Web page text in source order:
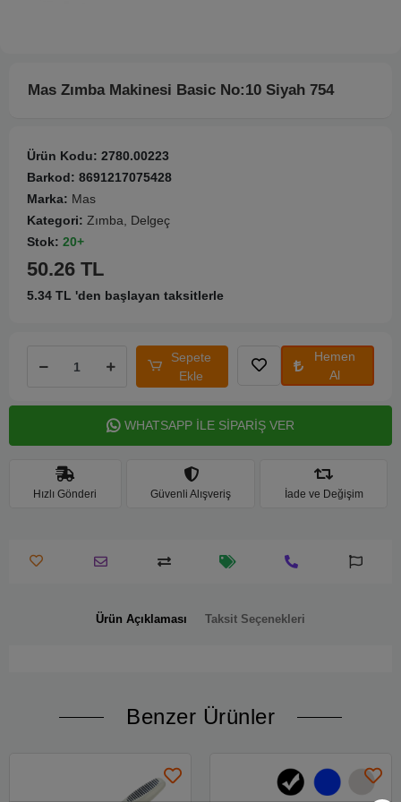
Mas Zımba Makinesi Basic No:10 Siyah 754
Ürün Kodu: 2780.00223
Barkod: 8691217075428
Marka: Mas
Kategori: Zımba, Delgeç
Stok: 20+
50.26 TL
5.34 TL 'den başlayan taksitlerle
Sepete
Ekle
Hemen
Al
WHATSAPP İLE SİPARİŞ VER
Hızlı Gönderi Güvenli Alışveriş İade ve Değişim
Ürün Açıklaması Taksit Seçenekleri
Benzer Ürünler